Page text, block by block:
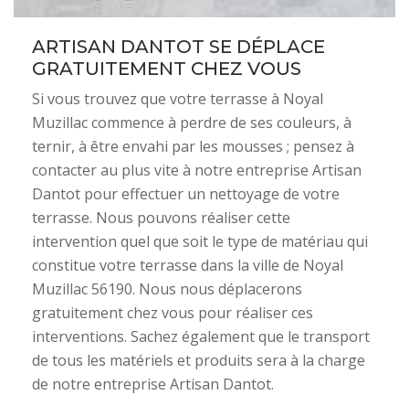
ARTISAN DANTOT SE DÉPLACE
GRATUITEMENT CHEZ VOUS
Si vous trouvez que votre terrasse à Noyal
Muzillac commence à perdre de ses couleurs, à
ternir, à être envahi par les mousses ; pensez à
contacter au plus vite à notre entreprise Artisan
Dantot pour effectuer un nettoyage de votre
terrasse. Nous pouvons réaliser cette
intervention quel que soit le type de matériau qui
constitue votre terrasse dans la ville de Noyal
Muzillac 56190. Nous nous déplacerons
gratuitement chez vous pour réaliser ces
interventions. Sachez également que le transport
de tous les matériels et produits sera à la charge
de notre entreprise Artisan Dantot.